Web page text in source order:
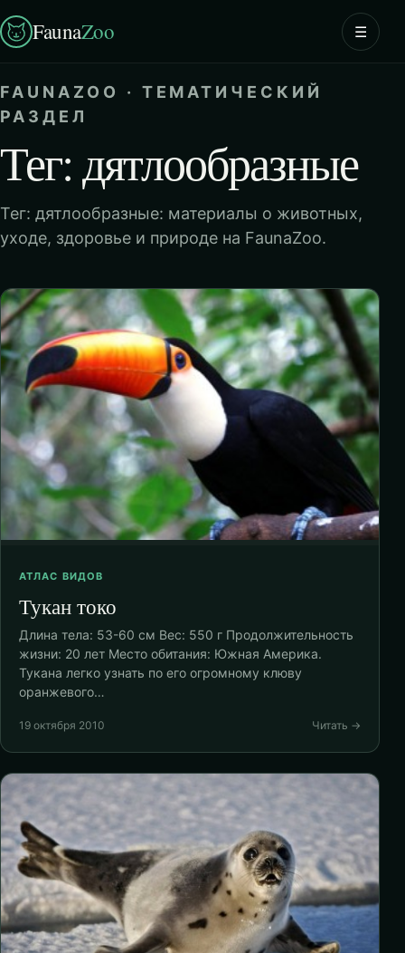
FaunaZoo ☰
FAUNAZOO · ТЕМАТИЧЕСКИЙ
РАЗДЕЛ
Тег: дятлообразные
Тег: дятлообразные: материалы о животных,
уходе, здоровье и природе на FaunaZoo.
АТЛАС ВИДОВ
Тукан токо
Длина тела: 53-60 см Вес: 550 г Продолжительность
жизни: 20 лет Место обитания: Южная Америка.
Тукана легко узнать по его огромному клюву
оранжевого…
19 октября 2010 Читать →